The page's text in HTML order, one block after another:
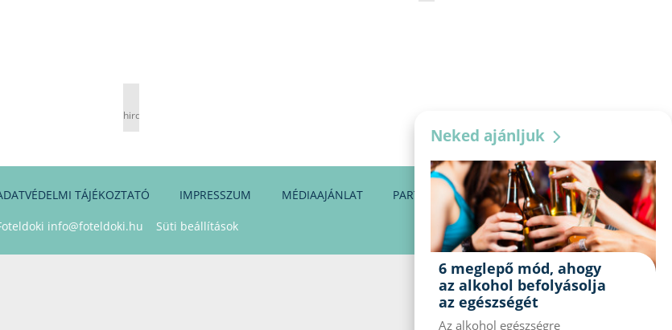
hirdetés
TÁJÉKOZTATÓ IMPRESSZUM MÉDIAAJÁNLAT PARTNEREINK KAPCSOLAT
info@foteldoki.hu Süti beállítások
Neked ajánljuk
6 meglepő mód, ahogy
az alkohol befolyásolja
az egészségét
Az alkohol egészségre